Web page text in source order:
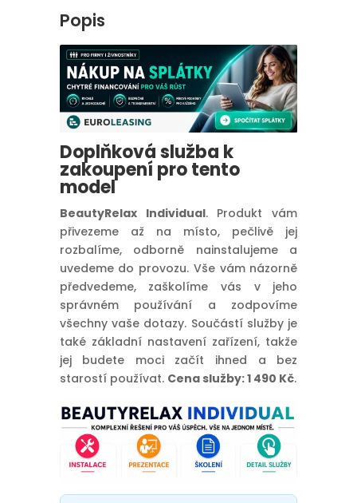
Popis
Doplňková služba k
zakoupení pro tento
model
BeautyRelax Individual. Produkt vám
přivezeme až na místo, pečlivě jej
rozbalíme, odborně nainstalujeme a
uvedeme do provozu. Vše vám názorně
předvedeme, zaškolíme vás v jeho
správném používání a zodpovíme
všechny vaše dotazy. Součástí služby je
také základní nastavení zařízení, takže
jej budete moci začít ihned a bez
starostí používat. Cena služby: 1 490 Kč.